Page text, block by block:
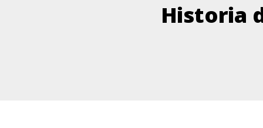
Historia